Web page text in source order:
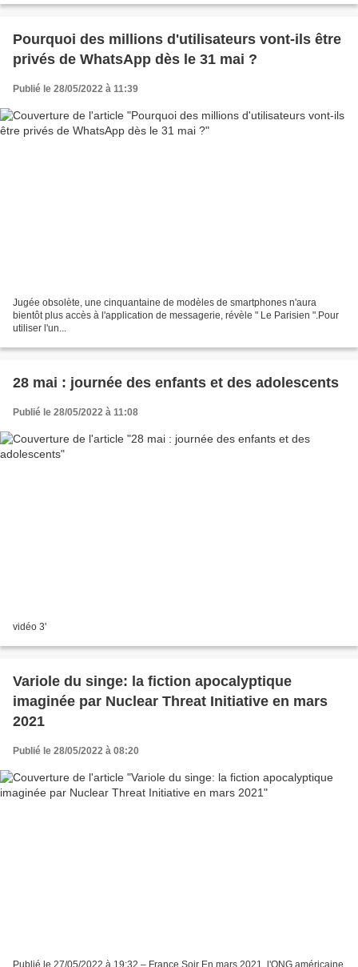
Pourquoi des millions d'utilisateurs vont-ils être
privés de WhatsApp dès le 31 mai ?
Publié le 28/05/2022 à 11:39
Jugée obsolète, une cinquantaine de modèles de smartphones n'aura
bientôt plus accès à l'application de messagerie, révèle " Le Parisien ".Pour
utiliser l'un...
28 mai : journée des enfants et des adolescents
Publié le 28/05/2022 à 11:08
vidéo 3'
Variole du singe: la fiction apocalyptique
imaginée par Nuclear Threat Initiative en mars
2021
Publié le 28/05/2022 à 08:20
Publié le 27/05/2022 à 19:32 – France Soir En mars 2021, l'ONG américaine